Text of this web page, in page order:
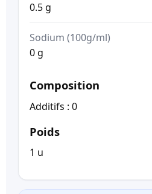
0.5 g
Sodium (100g/ml)
0 g
Composition
Additifs : 0
Poids
1 u